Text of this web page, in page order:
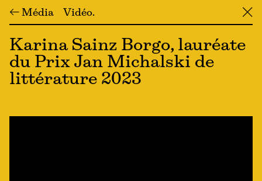
← Média Vidéo ╳
Karina Sainz Borgo, lauréate
du Prix Jan Michalski de
littérature 2023